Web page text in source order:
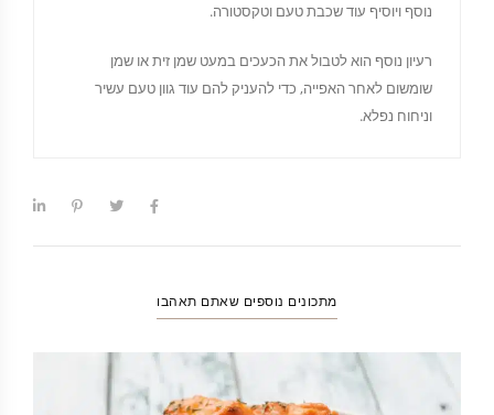
נוסף ויוסיף עוד שכבת טעם וטקסטורה.
רעיון נוסף הוא לטבול את הכעכים במעט שמן זית או שמן
שומשום לאחר האפייה, כדי להעניק להם עוד גוון טעם עשיר
וניחוח נפלא.
מתכונים נוספים שאתם תאהבו